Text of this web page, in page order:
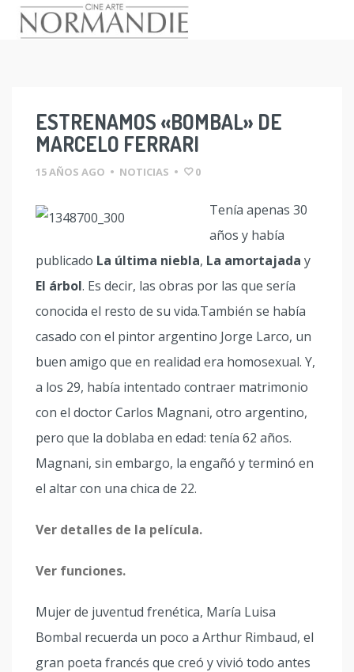
ESTRENAMOS «BOMBAL» DE
MARCELO FERRARI
15 AÑOS AGO • NOTICIAS • 0
Tenía apenas 30
años y había
publicado La última niebla, La amortajada y
El árbol. Es decir, las obras por las que sería
conocida el resto de su vida.También se había
casado con el pintor argentino Jorge Larco, un
buen amigo que en realidad era homosexual. Y,
a los 29, había intentado contraer matrimonio
con el doctor Carlos Magnani, otro argentino,
pero que la doblaba en edad: tenía 62 años.
Magnani, sin embargo, la engañó y terminó en
el altar con una chica de 22.
Ver detalles de la película.
Ver funciones.
Mujer de juventud frenética, María Luisa
Bombal recuerda un poco a Arthur Rimbaud, el
gran poeta francés que creó y vivió todo antes